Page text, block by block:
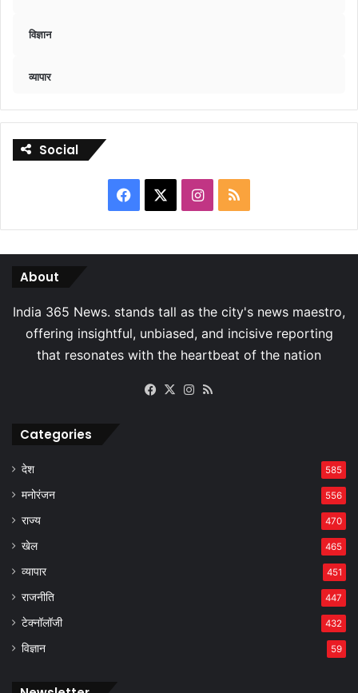
विज्ञान
व्यापार
Social
Facebook Instagram
RSS
About
Facebook
X Instagram
Categories
देश 585
मनोरंजन 556
राज्य 470
खेल 465
व्यापार 451
राजनीति 447
टेक्नॉलॉजी 432
विज्ञान 59